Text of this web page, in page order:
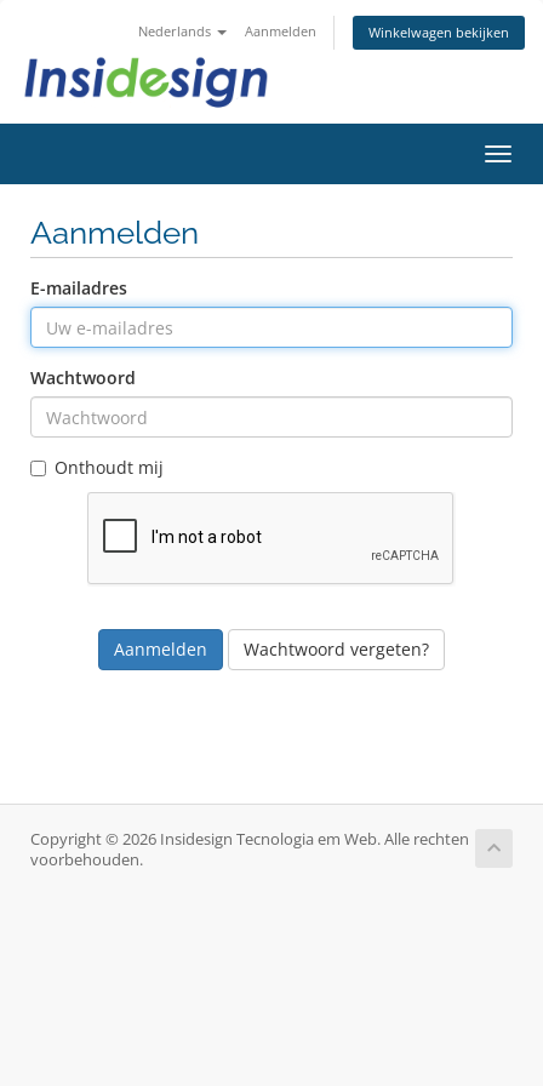
Nederlands Aanmelden Winkelwagen bekijken
in-/
Aanmelden
E-mailadres
Wachtwoord
Onthoudt mij
Wachtwoord vergeten?
Copyright © 2026 Insidesign Tecnologia em Web. Alle rechten
voorbehouden.